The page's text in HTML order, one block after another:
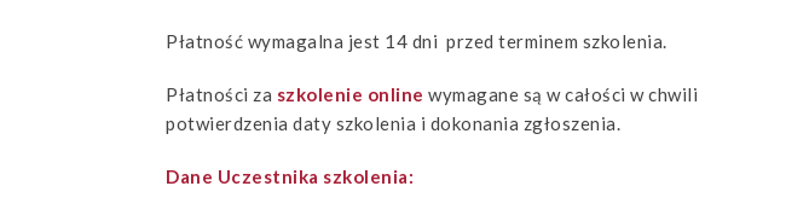
Płatność wymagalna jest 14 dni przed terminem szkolenia.
Płatności za szkolenie online wymagane są w całości w chwili
potwierdzenia daty szkolenia i dokonania zgłoszenia.
Dane Uczestnika szkolenia: